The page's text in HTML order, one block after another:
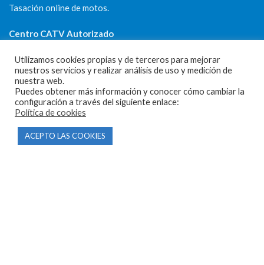
Tasación online de motos.
Centro CATV Autorizado
CONTACTO
Utilizamos cookies propias y de terceros para mejorar
nuestros servicios y realizar análisis de uso y medición de
nuestra web.
Puedes obtener más información y conocer cómo cambiar la
configuración a través del siguiente enlace:
Política de cookies
ACEPTO LAS COOKIES